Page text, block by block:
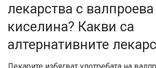
лекарства с валпроева
киселина? Какви са
алтернативните